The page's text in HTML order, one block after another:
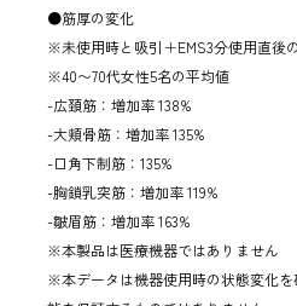
●筋厚の変化
※未使用時と吸引＋EMS3分使用直後
※40〜70代女性5名の平均値
-広頚筋：増加率 138%
-大頬骨筋：増加率 135%
-口角下制筋：135%
-胸鎖乳突筋：増加率 119%
-皺眉筋：増加率 163%
※本製品は医療機器ではありません
※本データは機器使用時の状態変化